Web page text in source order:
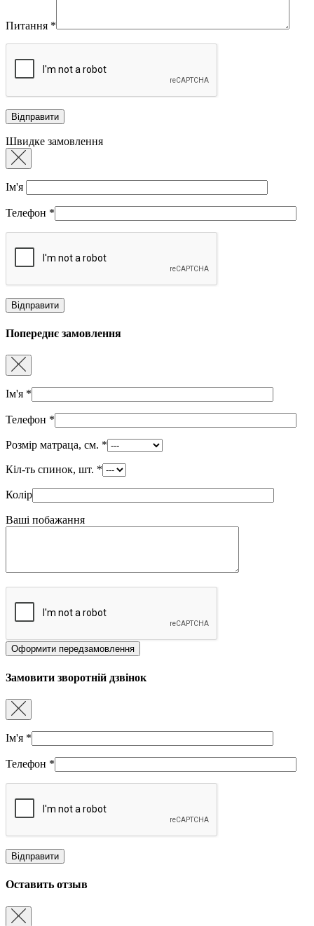
Питання *
Швидке замовлення
Ім'я
Телефон *
Попереднє замовлення
Ім'я *
Телефон *
Розмір матраца, см. *
Кіл-ть спинок, шт. *
Колір
Ваші побажання
Замовити зворотній дзвінок
Ім'я *
Телефон *
Оставить отзыв